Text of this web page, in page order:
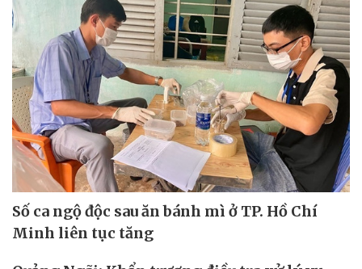
Số ca ngộ độc sau ăn bánh mì ở TP. Hồ Chí
Minh liên tục tăng